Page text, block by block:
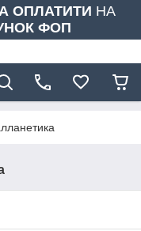
ОПЛАТИТИ НА
ФОП